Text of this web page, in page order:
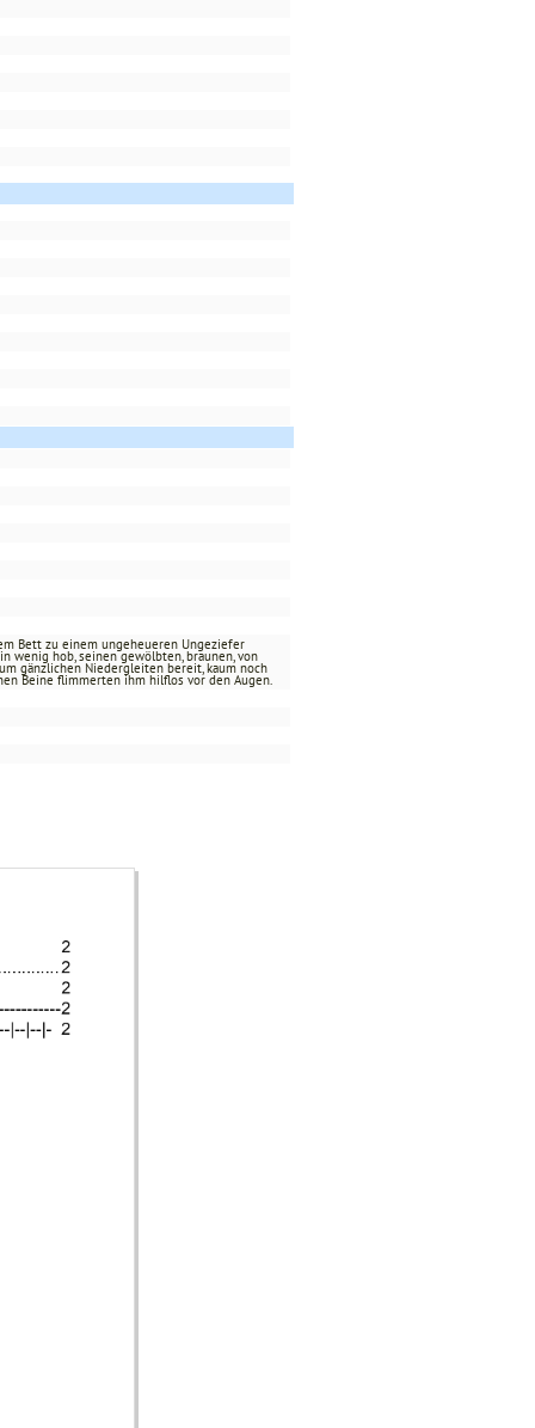
Bett zu einem ungeheueren Ungeziefer
wenig hob, seinen gewölbten, braunen, von
gänzlichen Niedergleiten bereit, kaum noch
Beine flimmerten ihm hilflos vor den Augen.